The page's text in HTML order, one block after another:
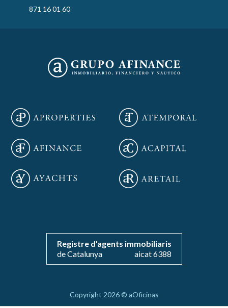
871 16 01 60
Registre d'agents immobiliaris
de Catalunya
aicat 6388
Copyright 2026 © aOficinas